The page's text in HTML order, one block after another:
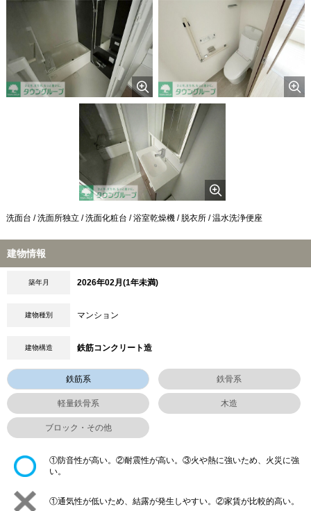
洗面台 / 洗面所独立 / 洗面化粧台 / 浴室乾燥機 / 脱衣所 / 温水洗浄便座
建物情報
築年月 2026年02月(1年未満)
建物種別 マンション
建物構造 鉄筋コンクリート造
鉄筋系 鉄骨系
軽量鉄骨系 木造
ブロック・その他
①防音性が高い。②耐震性が高い。③火や熱に強いため、火災に強
い。
①通気性が低いため、結露が発生しやすい。②家賃が比較的高い。